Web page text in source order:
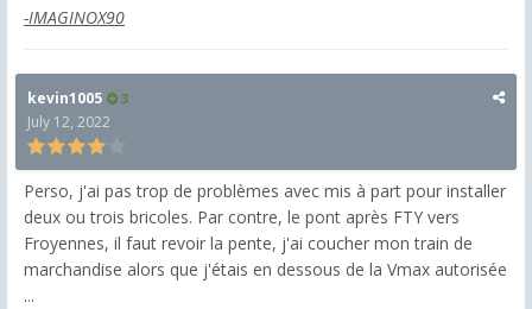
-IMAGINOX90
kevin1005 3
July 12, 2022
Perso, j'ai pas trop de problèmes avec mis à part pour installer
deux ou trois bricoles. Par contre, le pont après FTY vers
Froyennes, il faut revoir la pente, j'ai coucher mon train de
marchandise alors que j'étais en dessous de la Vmax autorisée
...